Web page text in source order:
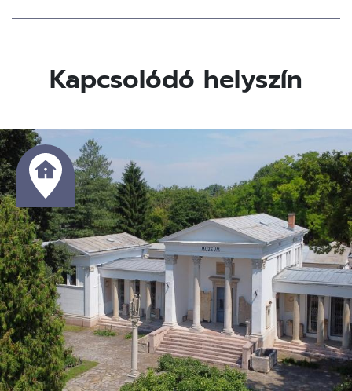
Kapcsolódó helyszín